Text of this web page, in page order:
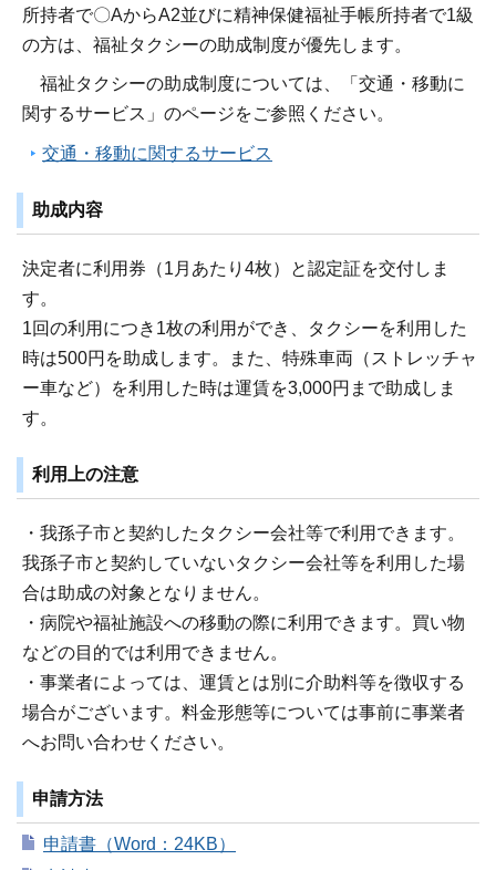
所持者で〇AからA2並びに精神保健福祉手帳所持者で1級
の方は、福祉タクシーの助成制度が優先します。
福祉タクシーの助成制度については、「交通・移動に
関するサービス」のページをご参照ください。
交通・移動に関するサービス
助成内容
決定者に利用券（1月あたり4枚）と認定証を交付しま
す。
1回の利用につき1枚の利用ができ、タクシーを利用した
時は500円を助成します。また、特殊車両（ストレッチャ
ー車など）を利用した時は運賃を3,000円まで助成しま
す。
利用上の注意
・我孫子市と契約したタクシー会社等で利用できます。
我孫子市と契約していないタクシー会社等を利用した場
合は助成の対象となりません。
・病院や福祉施設への移動の際に利用できます。買い物
などの目的では利用できません。
・事業者によっては、運賃とは別に介助料等を徴収する
場合がございます。料金形態等については事前に事業者
へお問い合わせください。
申請方法
申請書（Word：24KB）